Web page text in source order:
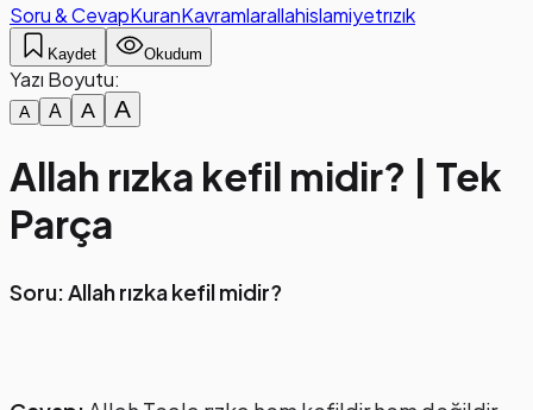
Soru & CevapKuranKavramlarallahislamiyetrızık
Kaydet Okudum
Yazı Boyutu:
A A A A
Allah rızka kefil midir? | Tek
Parça
Soru: Allah rızka kefil midir?